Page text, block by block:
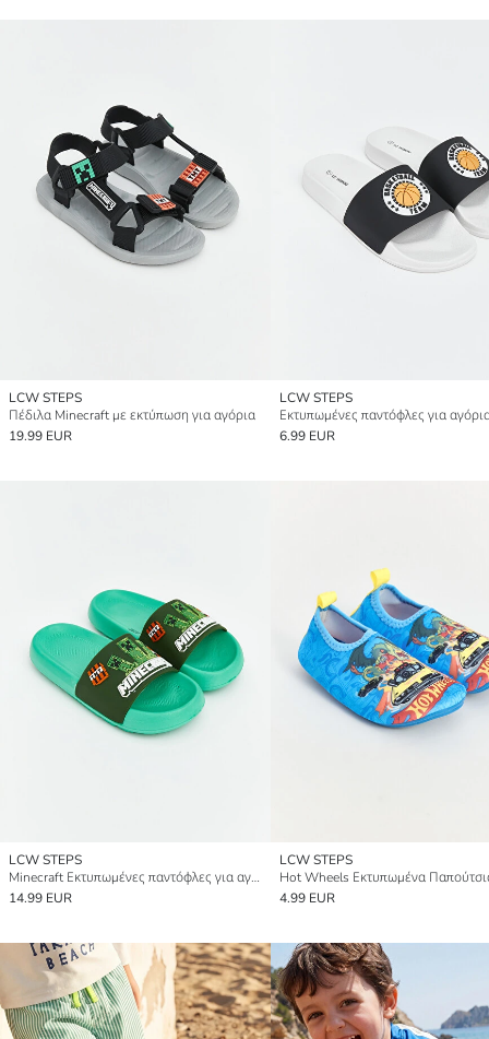
LCW STEPS
Πέδιλα Minecraft με εκτύπωση για αγόρια
19.99 EUR
LCW STEPS
Εκτυπωμένες παντόφλες για
6.99 EUR
LCW STEPS
Minecraft Εκτυπωμένες παντόφλες για αγόρια
14.99 EUR
LCW STEPS
4.99 EUR